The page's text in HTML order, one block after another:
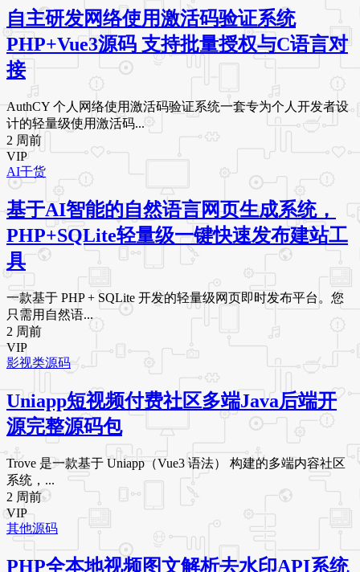
自主研发网络使用激活码验证系统
PHP+Vue3源码 支持批量授权与C语言对
接
AuthCY 个人网络使用激活码验证系统一套专为个人开发者设
计的轻量级使用激活码...
2 周前
VIP
AI干货
基于AI智能的自然语言网页生成系统，
PHP+SQLite轻量级一键快速发布建站工
具
一款基于 PHP + SQLite 开发的轻量级网页即时发布平台。您
只需用自然语...
2 周前
VIP
影视类源码
Uniapp短视频付费社区多端Java后端开
源完整源码包
Trove 是一款基于 Uniapp（Vue3 语法） 构建的多端内容社区
系统，...
2 周前
VIP
其他源码
PHP全本地视频图文解析去水印API系统